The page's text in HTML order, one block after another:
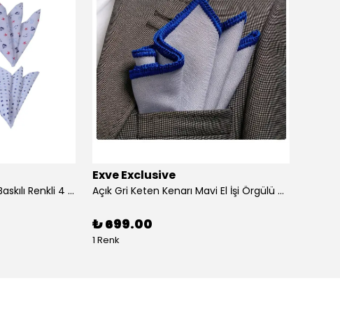
4'lü Beyaz üzerine Dijital Baskılı Renkli 4 in 1 Cep Yaka Mendil Seti
Exve Exclusive
Açık Gri Keten Kenarı Mavi El İşi Örgülü Cep Aksesuarı Yaka Mendili
₺ 699.00
1 Renk